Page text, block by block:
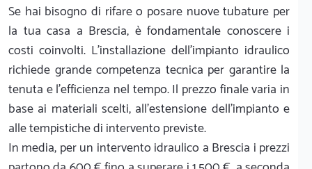
Se hai bisogno di rifare o posare nuove tubature per
la tua casa a Brescia, è fondamentale conoscere i
costi coinvolti. L'installazione dell'impianto idraulico
richiede grande competenza tecnica per garantire la
tenuta e l'efficienza nel tempo. Il prezzo finale varia in
base ai materiali scelti, all'estensione dell'impianto e
alle tempistiche di intervento previste.
In media, per un intervento idraulico a Brescia i prezzi